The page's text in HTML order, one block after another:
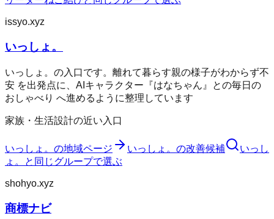
issyo.xyz
いっしょ。
いっしょ。の入口です。離れて暮らす親の様子がわからず不
安 を出発点に、AIキャラクター『はなちゃん』との毎日の
おしゃべり へ進めるように整理しています
家族・生活設計の近い入口
いっしょ。 の地域ページ いっしょ。 の改善候補
いっし
ょ。
と同じグループで選ぶ
shohyo.xyz
商標ナビ